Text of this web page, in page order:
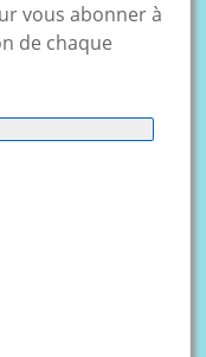
vous abonner à
de chaque